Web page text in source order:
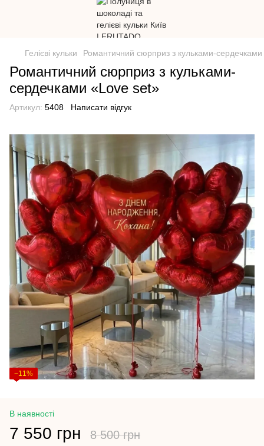
Гелієві кульки Романтичний сюрприз з кульками-
Романтичний сюрприз з кульками-
сердечками «Love set»
Артикул: 5408 Написати відгук
−11%
В наявності
7 550 грн 8 500 грн